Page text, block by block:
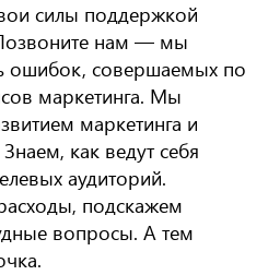
силы поддержкой
нам — мы
ошибок, совершаемых по
маркетинга. Мы
маркетинга и
как ведут себя
аудиторий.
подскажем
вопросы. А тем